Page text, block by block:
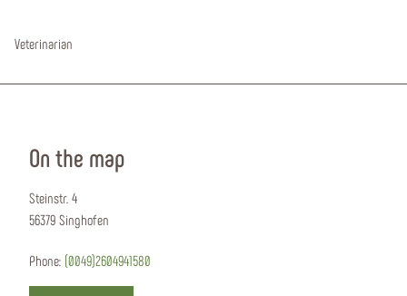
Veterinarian
On the map
Steinstr. 4
56379 Singhofen
Phone: (0049)2604941580